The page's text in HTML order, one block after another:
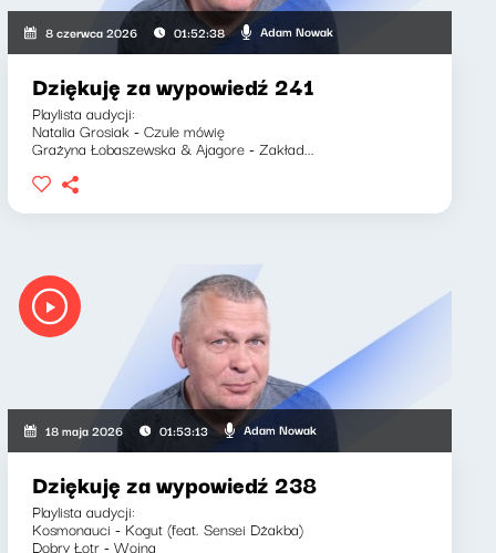
8 czerwca 2026 01:52:38 Adam Nowak
Dziękuję za wypowiedź 241
Playlista audycji:
Natalia Grosiak - Czule mówię
Grażyna Łobaszewska & Ajagore - Zakład...
18 maja 2026 01:53:13 Adam Nowak
Dziękuję za wypowiedź 238
Playlista audycji:
Kosmonauci - Kogut (feat. Sensei Dżakba)
Dobry Łotr - Wojna